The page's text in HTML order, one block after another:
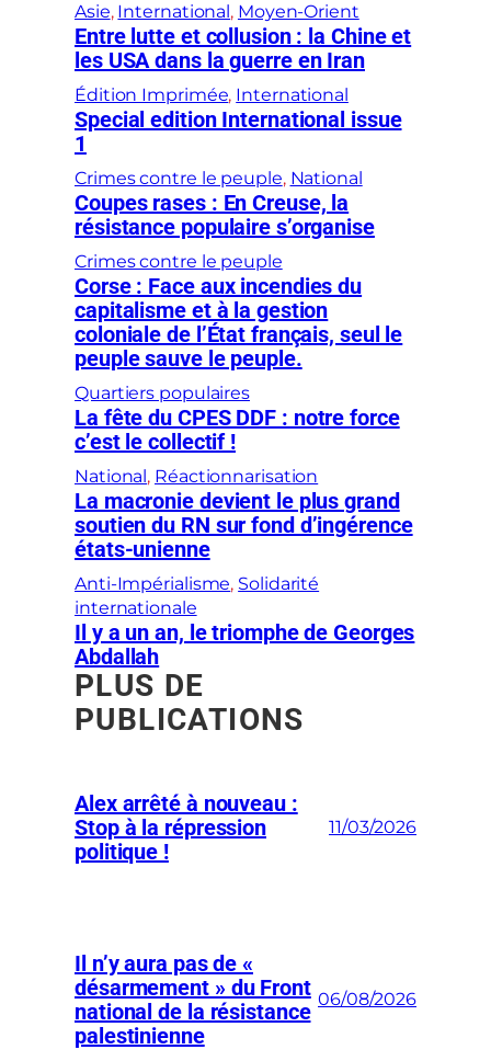
Asie, International , Moyen-Orient
Entre lutte et collusion : la Chine et
les USA dans la guerre en Iran
Édition Imprimée, International
Special edition International issue
1
Crimes contre le peuple, National
Coupes rases : En Creuse, la
résistance populaire s’organise
Crimes contre le peuple
Corse : Face aux incendies du
capitalisme et à la gestion
coloniale de l’État français, seul le
peuple sauve le peuple.
Quartiers populaires
La fête du CPES DDF : notre force
c’est le collectif !
National , Réactionnarisation
La macronie devient le plus grand
soutien du RN sur fond d’ingérence
états-unienne
Anti-Impérialisme, Solidarité
internationale
Il y a un an, le triomphe de Georges
Abdallah
PLUS DE
PUBLICATIONS
Alex arrêté à nouveau :
Stop à la répression
politique !
11/03/2026
Il n’y aura pas de «
désarmement » du Front
national de la résistance
palestinienne
06/08/2026